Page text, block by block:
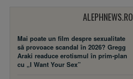
ALEPHNEWS.RO
Mai poate un film despre sexualitate
să provoace scandal în 2026? Gregg
Araki readuce erotismul în prim-plan
cu „I Want Your Sex”